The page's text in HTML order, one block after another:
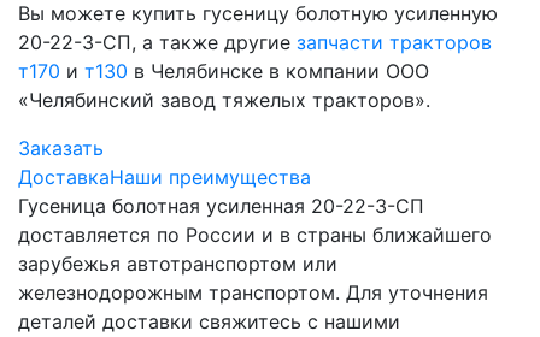
Вы можете купить гусеницу болотную усиленную
20-22-3-СП, а также другие запчасти тракторов
т170 и т130 в Челябинске в компании ООО
«Челябинский завод тяжелых тракторов».
Заказать
ДоставкаНаши преимущества
Гусеница болотная усиленная 20-22-3-СП
доставляется по России и в страны ближайшего
зарубежья автотранспортом или
железнодорожным транспортом. Для уточнения
деталей доставки свяжитесь с нашими